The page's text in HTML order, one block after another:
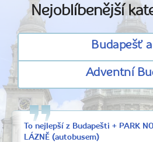
Nejoblíbenější
Budapešť
Adventní
To nejlepší z Budapešti + PARK
LÁZNĚ (autobusem)